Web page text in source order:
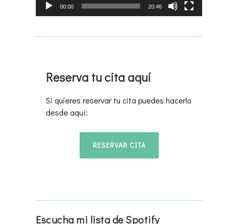
00:00 20:46
Reserva tu cita aquí
Si quieres reservar tu cita puedes hacerlo
desde aquí:
RESERVAR CITA
Escucha mi lista de Spotify